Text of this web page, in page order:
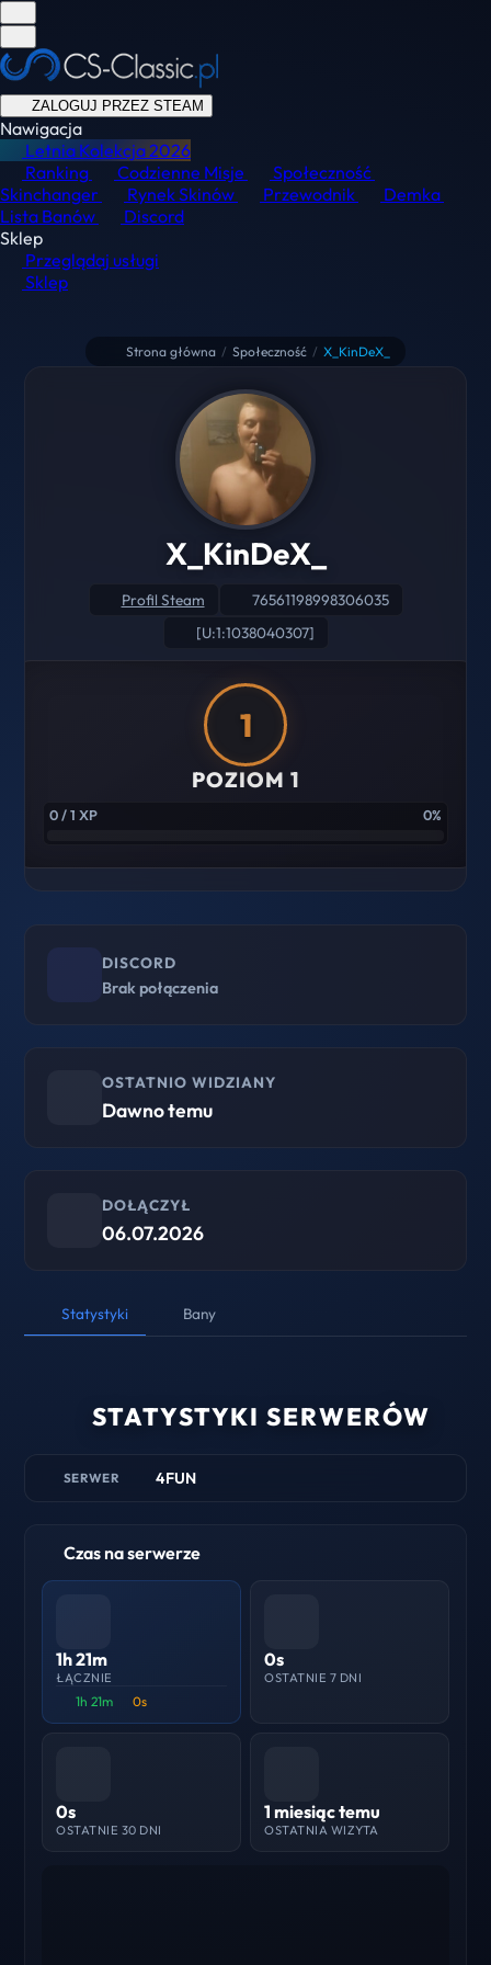
ZALOGUJ PRZEZ STEAM
Nawigacja
Letnia Kolekcja2026
Ranking
Codzienne Misje
Społeczność
Skinchanger
Rynek Skinów Przewodnik
Demka
Lista Banów
Discord
Sklep
Przeglądaj usługi
Sklep
Strona główna / Społeczność / X_KinDeX_
X_KinDeX_
Profil Steam
76561198998306035
[U:1:1038040307]
1
POZIOM 1
0 / 1 XP 0%
DISCORD
Brak połączenia
OSTATNIO WIDZIANY
Dawno temu
DOŁĄCZYŁ
06.07.2026
Statystyki Bany
STATYSTYKI SERWERÓW
SERWER 4FUN
Czas na serwerze
1h 21m
ŁĄCZNIE
1h 21m 0s
0s
OSTATNIE 7 DNI
0s
OSTATNIE 30 DNI
1 miesiąc temu
OSTATNIA WIZYTA